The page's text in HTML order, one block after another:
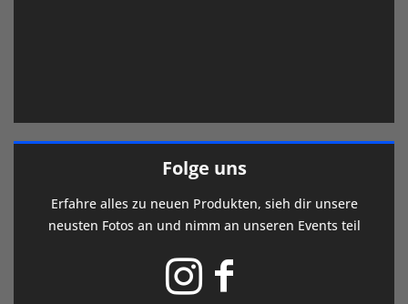
Folge uns
Erfahre alles zu neuen Produkten, sieh dir unsere
neusten Fotos an und nimm an unseren Events teil